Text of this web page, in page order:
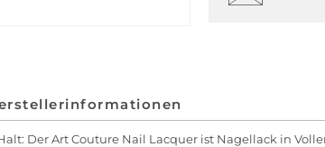
Der Art Couture Nail Lacquer ist Nagellack in